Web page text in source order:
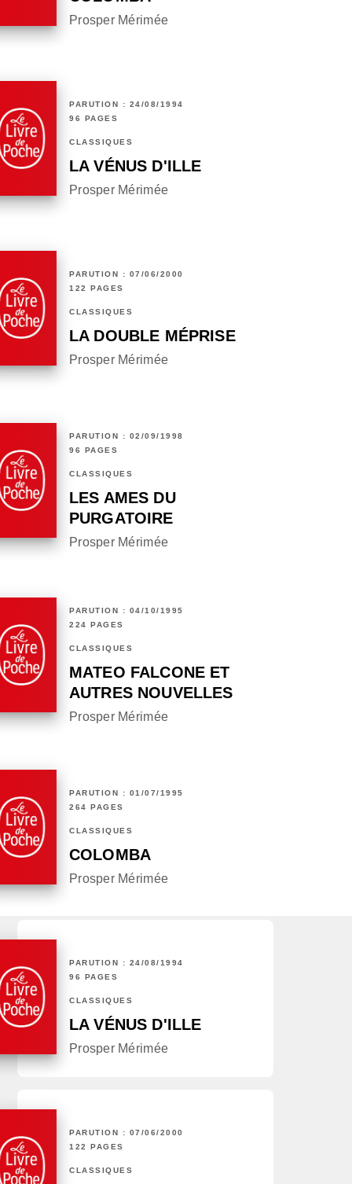
Prosper Mérimée
PARUTION : 24/08/1994
96 PAGES
CLASSIQUES
LA VÉNUS D'ILLE
Prosper Mérimée
PARUTION : 07/06/2000
122 PAGES
CLASSIQUES
LA DOUBLE MÉPRISE
Prosper Mérimée
PARUTION : 02/09/1998
96 PAGES
CLASSIQUES
LES AMES DU
PURGATOIRE
Prosper Mérimée
PARUTION : 04/10/1995
224 PAGES
CLASSIQUES
MATEO FALCONE ET
AUTRES NOUVELLES
Prosper Mérimée
PARUTION : 01/07/1995
264 PAGES
CLASSIQUES
COLOMBA
Prosper Mérimée
PARUTION : 24/08/1994
96 PAGES
CLASSIQUES
LA VÉNUS D'ILLE
Prosper Mérimée
PARUTION : 07/06/2000
122 PAGES
CLASSIQUES